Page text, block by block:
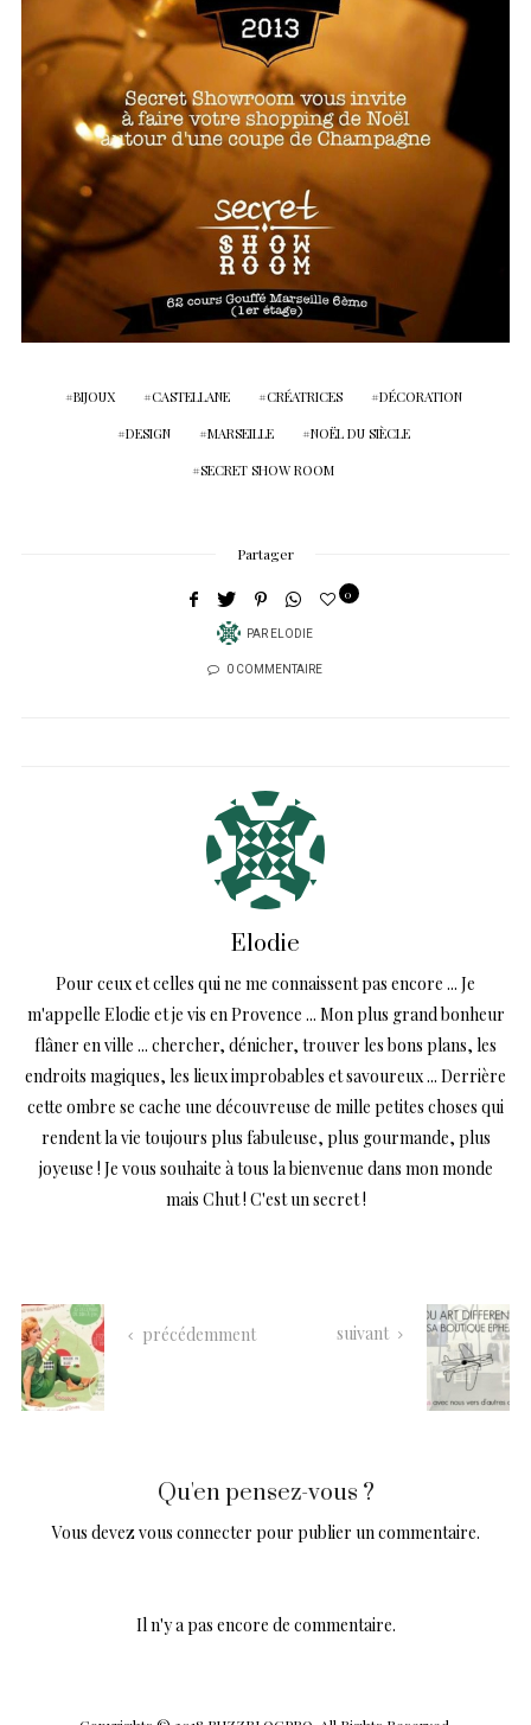
BIJOUX CASTELLANE CRÉATRICES DÉCORATION
DESIGN MARSEILLE NOËL DU SIÈCLE
SECRET SHOW ROOM
Partager
PAR ELODIE
0
0 COMMENTAIRE
Elodie
Pour ceux et celles qui ne me connaissent pas encore ... Je
m'appelle Elodie et je vis en Provence ... Mon plus grand bonheur
flâner en ville ... chercher, dénicher, trouver les bons plans, les
endroits magiques, les lieux improbables et savoureux ... Derrière
cette ombre se cache une découvreuse de mille petites choses qui
rendent la vie toujours plus fabuleuse, plus gourmande, plus
joyeuse ! Je vous souhaite à tous la bienvenue dans mon monde
mais Chut ! C'est un secret !
précédemment suivant
Qu'en pensez-vous ?
Vous devezvous connecter pour publier un commentaire.
Il n'y a pas encore de commentaire.